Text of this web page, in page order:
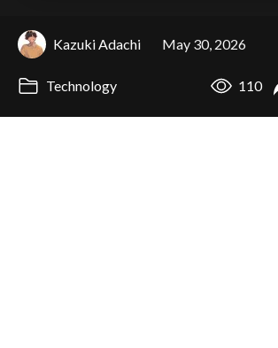
Kazuki Adachi May 30, 2026
Technology 110